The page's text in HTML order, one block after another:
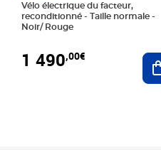
Vélo électrique du facteur,
reconditionné - Taille normale -
Noir/ Rouge
1 490,00€